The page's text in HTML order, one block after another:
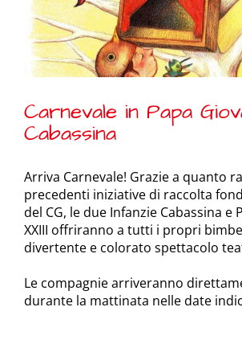
Carnevale in Papa
Cabassina
Arriva Carnevale! Grazie a quanto
precedenti iniziative di raccolta
del CG, le due Infanzie Cabassina e
XXIII offriranno a tutti i propri
divertente e colorato spettacolo
Le compagnie arriveranno
durante la mattinata nelle date